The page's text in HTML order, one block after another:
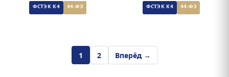
ФСТЭК К4 44-ФЗ ФСТЭК К4 44-ФЗ
1 2 Вперёд →